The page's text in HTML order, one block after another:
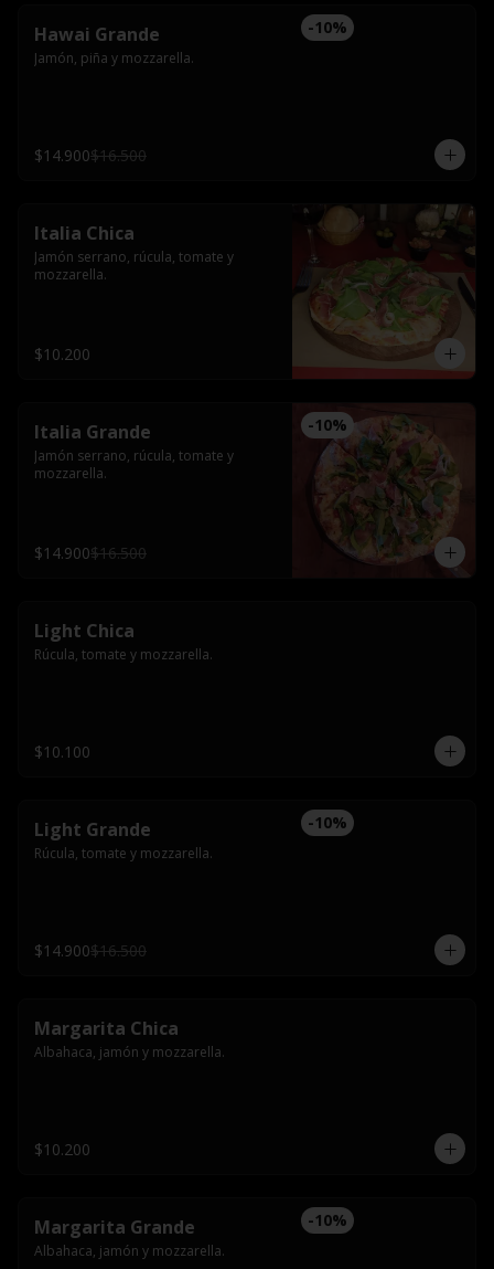
-10%
Hawai Grande
Jamón, piña y mozzarella.
$14.900$16.500
Italia Chica
Jamón serrano, rúcula, tomate y
mozzarella.
$10.200
-10%
Italia Grande
Jamón serrano, rúcula, tomate y
mozzarella.
$14.900$16.500
Light Chica
Rúcula, tomate y mozzarella.
$10.100
-10%
Light Grande
Rúcula, tomate y mozzarella.
$14.900$16.500
Margarita Chica
Albahaca, jamón y mozzarella.
$10.200
-10%
Margarita Grande
Albahaca, jamón y mozzarella.